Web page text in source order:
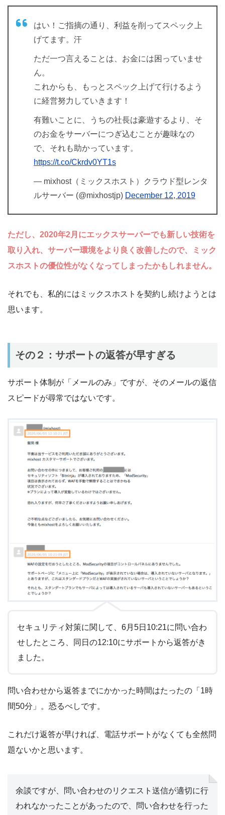
はい！ご指摘の通り、利益を削ってスペック上
げてます。汗
ただ一つ言えることは、お金には困っていませ
ん。
これからも、もっとスペック上げて行けるよう
に経営努力していきます！
有難いことに、うちの社長は豪遊するより、そ
のお金をサーバーにつぎ込むことが趣味なの
で、それも助かっています。
https://t.co/Ckrdv0YT1s
— mixhost（ミックスホスト）クラウド型レンタ
ルサーバー (@mixhostjp) December 12, 2019
ただし、2020年2月にエックスサーバーでも新しい技術を
取り入れ、サーバー環境をより良く改善したので、ミック
スホストの優位性がなくなってしまったかもしれません。
それでも、私的にはミックスホストを契約し続けようとは
思います。
その２：サポートの返答が早すぎる
サポート体制が「メールのみ」ですが、そのメールの返信
スピードが尋常ではないです。
セキュリティ対策に関して、6月5日10:21に問い合わ
せしたところ、同日の12:10にサポートから返答がき
ました。
問い合わせから返答までにかかった時間はたったの「1時
間50分」。恐るべしです。
これだけ返答が早ければ、電話サポートがなくても全然問
題ないかと思います。
余談ですが、問い合わせのリクエスト送信が適切に行
われなかったことがあったので、問い合わせを行った